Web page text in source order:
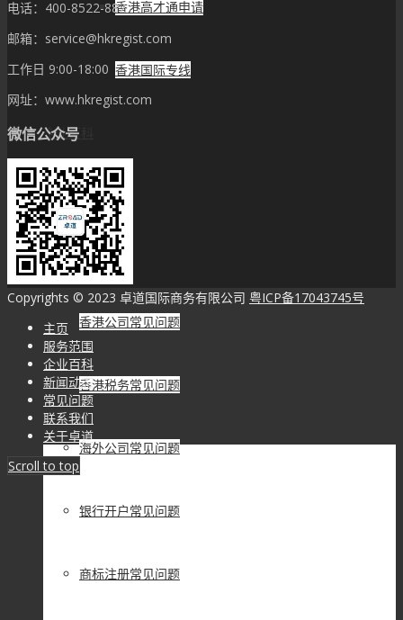
香港高才通申请
香港国际专线
企业百科
新闻动态
常见问题
香港公司常见问题
香港税务常见问题
海外公司常见问题
银行开户常见问题
商标注册常见问题
电话：400-8522-882
邮箱：service@hkregist.com
工作日 9:00-18:00
网址：www.hkregist.com
微信公众号
Copyrights © 2023 卓道国际商务有限公司 粤ICP备17043745号
主页
服务范围
企业百科
新闻动态
常见问题
联系我们
关于卓道
Scroll to top